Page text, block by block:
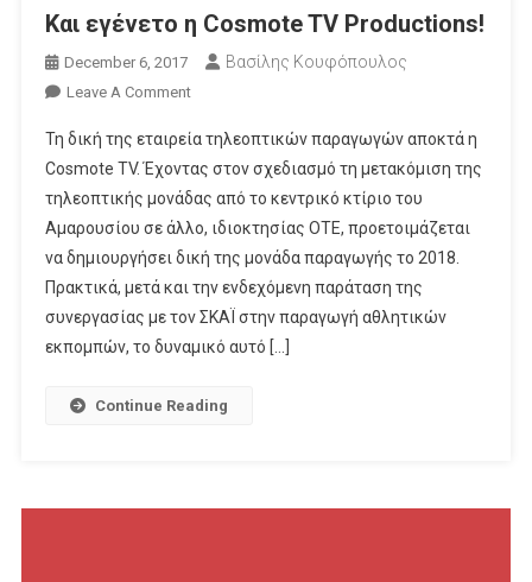
Και εγένετο η Cosmote TV Productions!
December 6, 2017 Βασίλης Κουφόπουλος
Leave A CommentOn
Εγένετο
Η
Cosmote
TV
Productions!
Τη δική της εταιρεία τηλεοπτικών παραγωγών αποκτά η
Cosmote TV. Έχοντας στον σχεδιασμό τη μετακόμιση της
τηλεοπτικής μονάδας από το κεντρικό κτίριο του
Αμαρουσίου σε άλλο, ιδιοκτησίας ΟΤΕ, προετοιμάζεται
να δημιουργήσει δική της μονάδα παραγωγής το 2018.
Πρακτικά, μετά και την ενδεχόμενη παράταση της
συνεργασίας με τον ΣΚΑΪ στην παραγωγή αθλητικών
εκπομπών, το δυναμικό αυτό […]
Continue Reading